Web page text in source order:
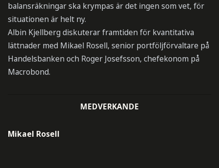
balansräkningar ska krympas är det ingen som vet, för
situationen är helt ny.
Albin Kjellberg diskuterar framtiden för kvantitativa
lättnader med Mikael Rosell, senior portföljförvaltare på
Handelsbanken och Roger Josefsson, chefekonom på
Macrobond.
MEDVERKANDE
Mikael Rosell